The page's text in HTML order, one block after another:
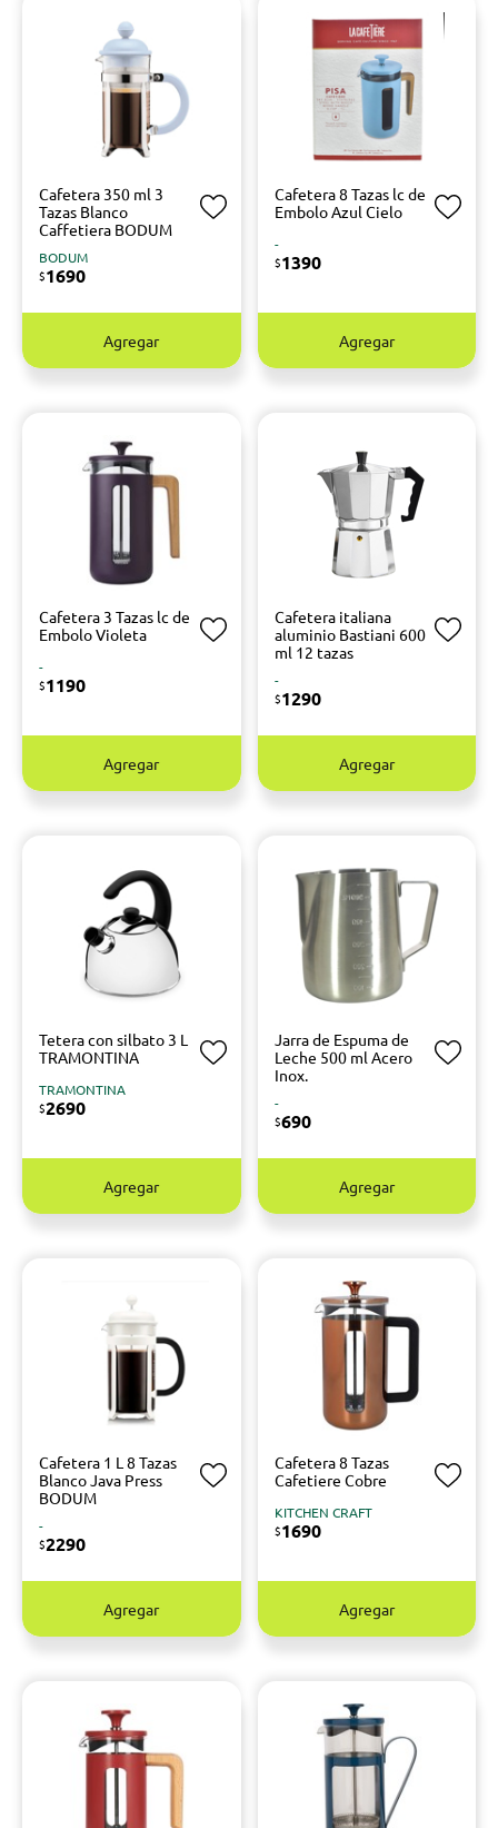
Cafetera 350 ml 3
Tazas Blanco
Caffetiera BODUM
BODUM
$1690
Agregar
Cafetera 8 Tazas lc de
Embolo Azul Cielo
-
$1390
Agregar
Cafetera 3 Tazas lc de
Embolo Violeta
-
$1190
Agregar
Cafetera italiana
aluminio Bastiani 600
ml 12 tazas
-
$1290
Agregar
Tetera con silbato 3 L
TRAMONTINA
TRAMONTINA
$2690
Agregar
Jarra de Espuma de
Leche 500 ml Acero
Inox.
-
$690
Agregar
Cafetera 1 L 8 Tazas
Blanco Java Press
BODUM
-
$2290
Agregar
Cafetera 8 Tazas
Cafetiere Cobre
KITCHEN CRAFT
$1690
Agregar